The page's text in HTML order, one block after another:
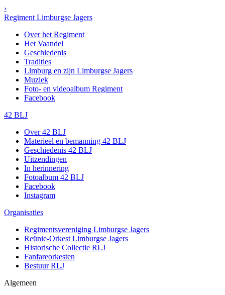
›
Regiment Limburgse Jagers
Over het Regiment
Het Vaandel
Geschiedenis
Tradities
Limburg en zijn Limburgse Jagers
Muziek
Foto- en videoalbum Regiment
Facebook
42 BLJ
Over 42 BLJ
Materieel en bemanning 42 BLJ
Geschiedenis 42 BLJ
Uitzendingen
In herinnering
Fotoalbum 42 BLJ
Facebook
Instagram
Organisaties
Regimentsvereniging Limburgse Jagers
Reünie-Orkest Limburgse Jagers
Historische Collectie RLJ
Fanfareorkesten
Bestuur RLJ
Algemeen